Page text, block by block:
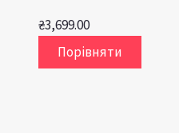
₴3,699.00
Порівняти